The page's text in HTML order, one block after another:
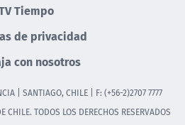
Tiempo
de privacidad
con nosotros
| SANTIAGO, CHILE | F: (+56-2)2707 7777
TODOS LOS DERECHOS RESERVADOS